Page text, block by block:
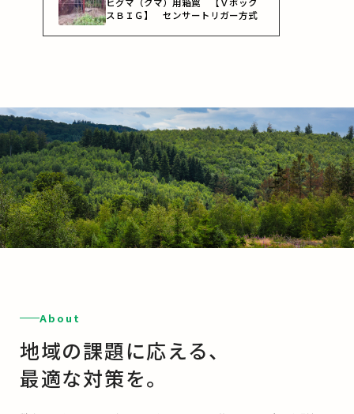
スＢＩＧ】 センサートリガー方式
About
地域の課題に応える、
最適な対策を。